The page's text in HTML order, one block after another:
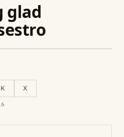
glad
X